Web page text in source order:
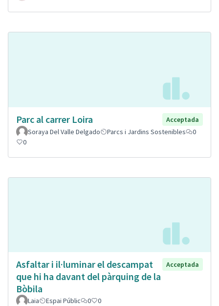
Parc al carrer Loira
Acceptada
Soraya Del Valle Delgado
Parcs i Jardins Sostenibles
0
0
Asfaltar i il·luminar el descampat
que hi ha davant del pàrquing de la
Bòbila
Acceptada
Laia Espai Públic 0 0